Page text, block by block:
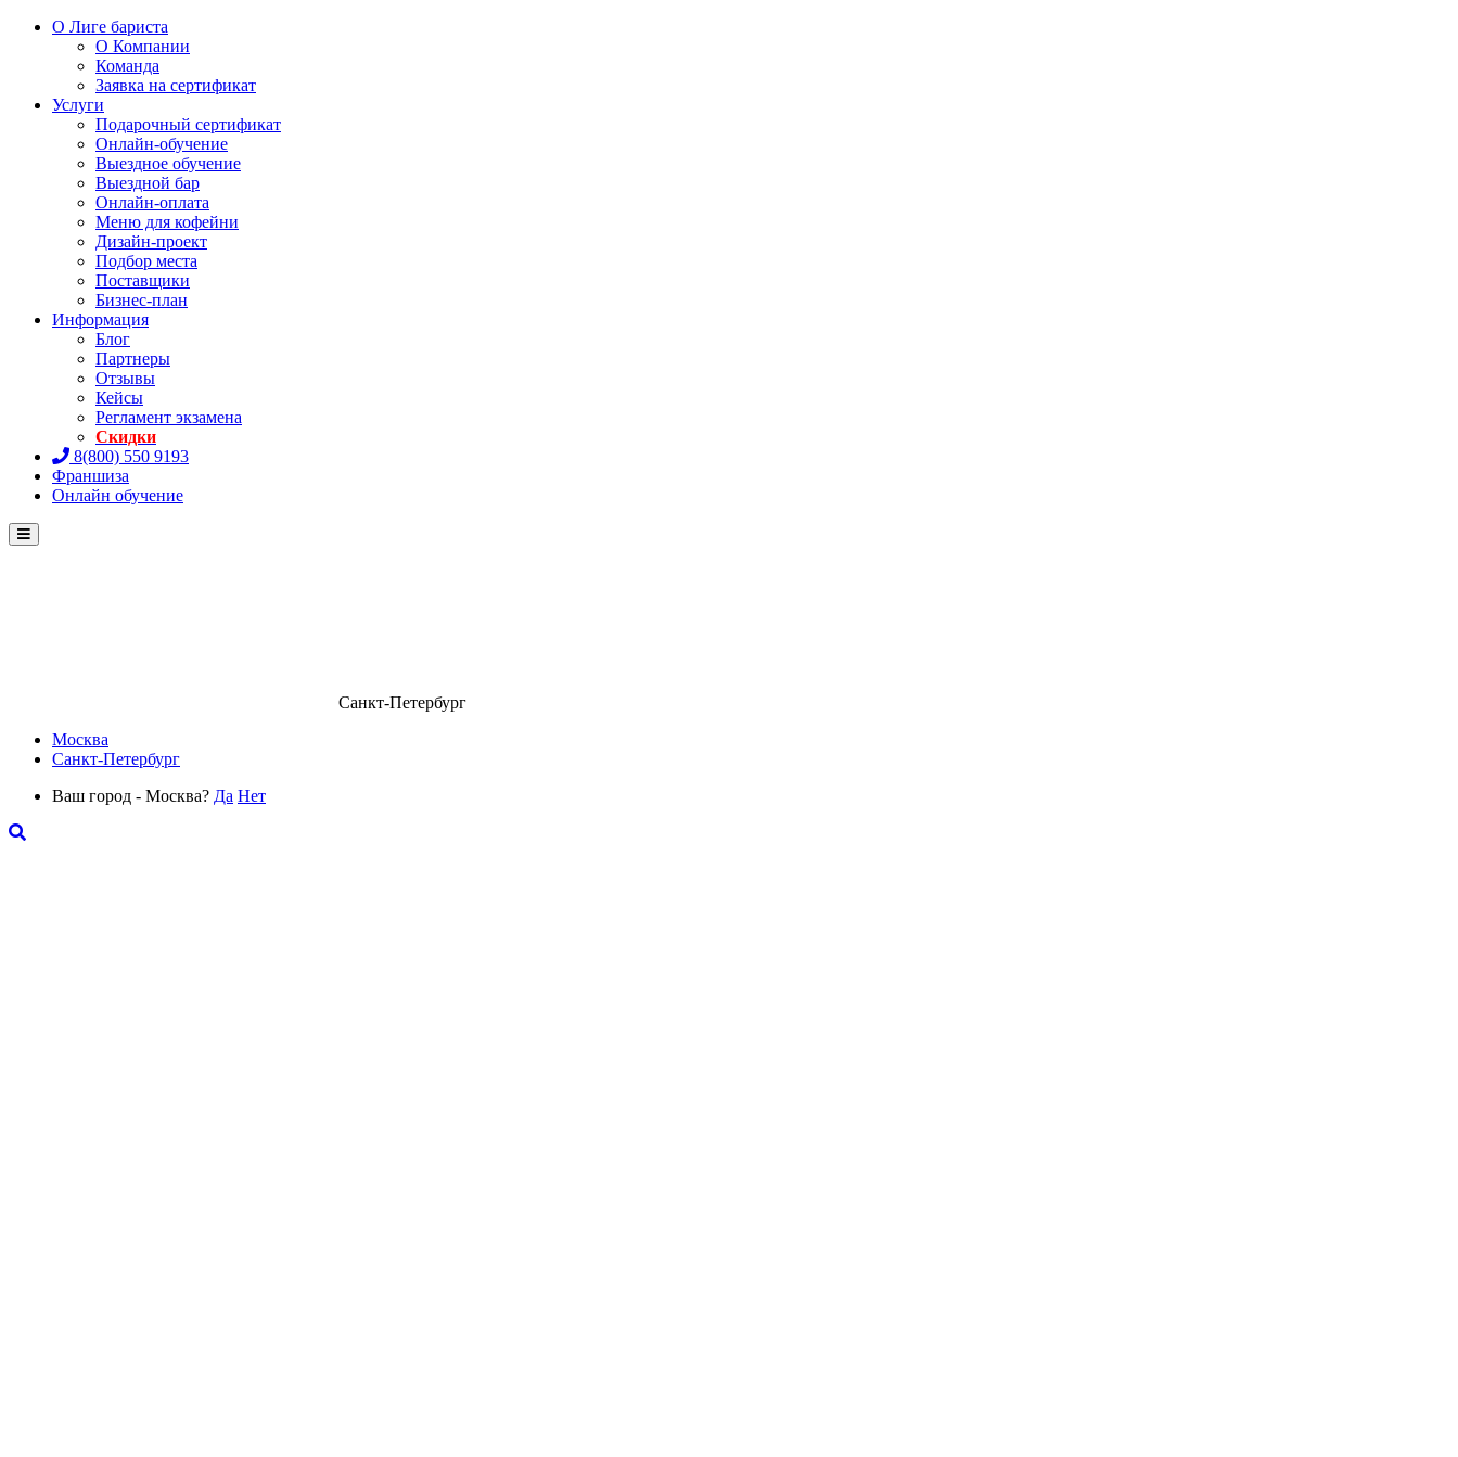
О Лиге бариста
О Компании
Команда
Заявка на сертификат
Услуги
Подарочный сертификат
Онлайн-обучение
Выездное обучение
Выездной бар
Онлайн-оплата
Меню для кофейни
Дизайн-проект
Подбор места
Поставщики
Бизнес-план
Информация
Блог
Партнеры
Отзывы
Кейсы
Регламент экзамена
Скидки
8(800) 550 9193
Франшиза
Онлайн обучение
Menu
Санкт-Петербург
Москва
Санкт-Петербург
Ваш город - Москва? Да Нет